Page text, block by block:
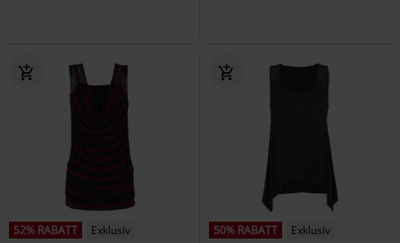
52% RABATT
Exklusiv
50% RABATT
Exklusiv